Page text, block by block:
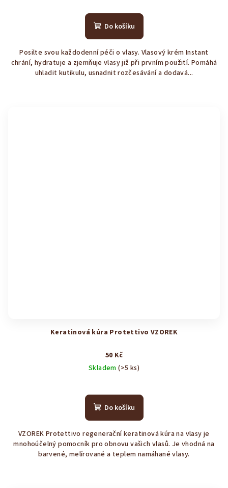
hodnocení
produktu
z
5
hvězdiček.
Do košíku
Posilte svou každodenní péči o vlasy. Vlasový krém Instant
chrání, hydratuje a zjemňuje vlasy již při prvním použití. Pomáhá
uhladit kutikulu, usnadnit rozčesávání a dodavá...
Keratinová kúra Protettivo VZOREK
50 Kč
Skladem(>5 ks)
hodnocení
produktu
z
5
hvězdiček.
Do košíku
VZOREK Protettivo regenerační keratinová kúra na vlasy je
mnohoúčelný pomocník pro obnovu vašich vlasů. Je vhodná na
barvené, melírované a teplem namáhané vlasy.